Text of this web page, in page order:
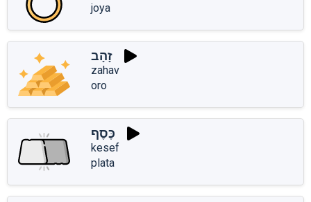
joya
זָהָב
zahav
oro
כֶּסֶף
kesef
plata